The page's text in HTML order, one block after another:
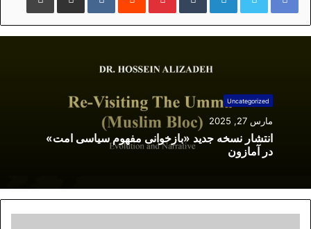
Uncategorized
مارس 27, 2025
انتشار نسخه جدید «بازخوانی مفهوم سیاسی امت»
در آمازون